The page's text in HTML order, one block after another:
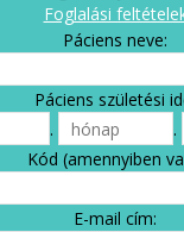
Foglalási
Páciens neve:
Páciens születési
.
.
Kód (amennyiben
E-mail cím: